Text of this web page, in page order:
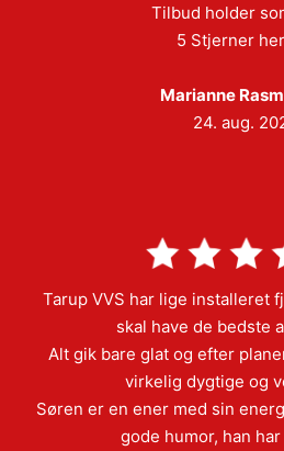
Tilbud holder
5 Stjerner
Marianne
24. aug.
Tarup VVS har lige installeret
skal have de bedste
Alt gik bare glat og efter
virkelig dygtige og
Søren er en ener med sin
gode humor, han